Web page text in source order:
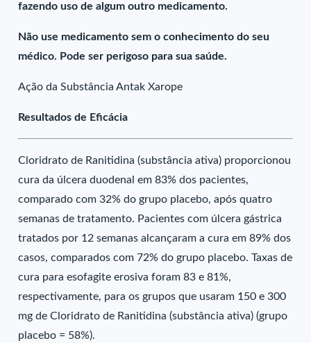
fazendo uso de algum outro medicamento.
Não use medicamento sem o conhecimento do seu
médico. Pode ser perigoso para sua saúde.
Ação da Substância Antak Xarope
Resultados de Eficácia
Cloridrato de Ranitidina (substância ativa) proporcionou
cura da úlcera duodenal em 83% dos pacientes,
comparado com 32% do grupo placebo, após quatro
semanas de tratamento. Pacientes com úlcera gástrica
tratados por 12 semanas alcançaram a cura em 89% dos
casos, comparados com 72% do grupo placebo. Taxas de
cura para esofagite erosiva foram 83 e 81%,
respectivamente, para os grupos que usaram 150 e 300
mg de Cloridrato de Ranitidina (substância ativa) (grupo
placebo = 58%).